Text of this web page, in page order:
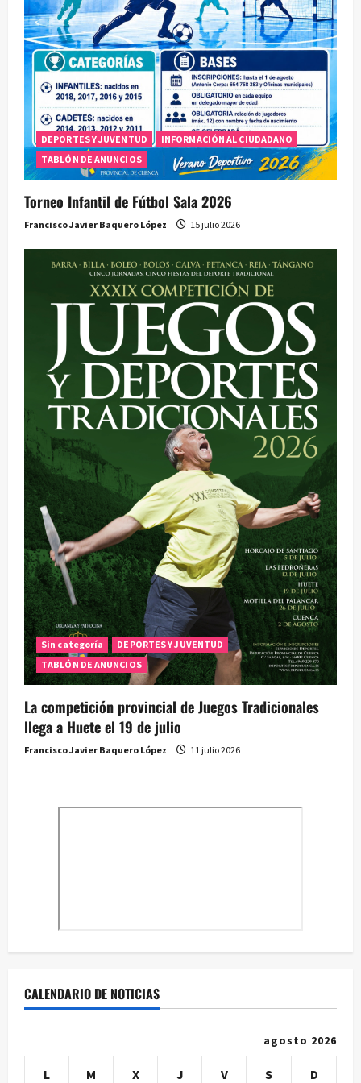
DEPORTES Y JUVENTUD
INFORMACIÓN AL CIUDADANO
TABLÓN DE ANUNCIOS
Torneo Infantil de Fútbol Sala 2026
Francisco Javier Baquero López 15 julio 2026
Sin categoría
DEPORTES Y JUVENTUD
TABLÓN DE ANUNCIOS
La competición provincial de Juegos Tradicionales
llega a Huete el 19 de julio
Francisco Javier Baquero López 11 julio 2026
CALENDARIO DE NOTICIAS
agosto 2026
L M X J V S D